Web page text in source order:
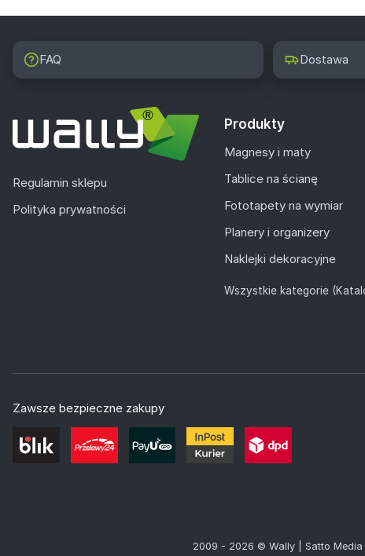
FAQ Dostawa
Regulamin sklepu
Polityka prywatności
Produkty
Magnesy i maty
Tablice na ścianę
Fototapety na wymiar
Planery i organizery
Naklejki dekoracyjne
Wszystkie kategorie
Zawsze bezpieczne zakupy
2009 - 2026 © Wally | Satto Media